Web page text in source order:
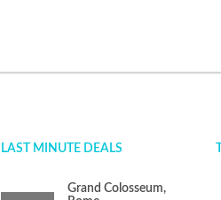
LAST MINUTE DEALS
Grand Colosseum,